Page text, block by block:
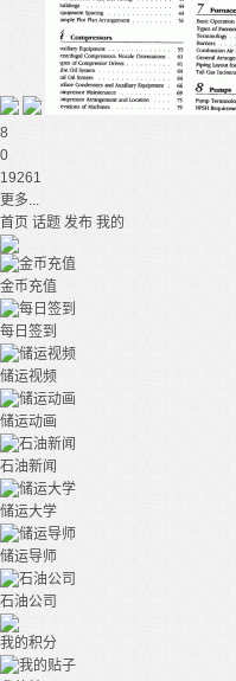
8
0
19261
更多...
首页 话题 发布 我的
金币充值
每日签到
储运视频
储运动画
石油新闻
储运大学
储运导师
石油公司
我的积分